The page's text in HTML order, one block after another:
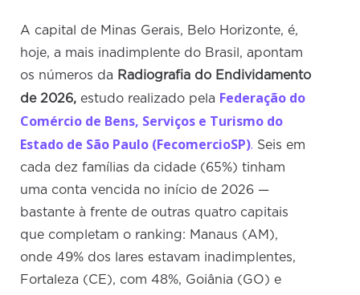
A capital de Minas Gerais, Belo Horizonte, é,
hoje, a mais inadimplente do Brasil, apontam
os números da Radiografia do Endividamento
de 2026, estudo realizado pela Federação do
Comércio de Bens, Serviços e Turismo do
Estado de São Paulo (FecomercioSP). Seis em
cada dez famílias da cidade (65%) tinham
uma conta vencida no início de 2026 —
bastante à frente de outras quatro capitais
que completam o ranking: Manaus (AM),
onde 49% dos lares estavam inadimplentes,
Fortaleza (CE), com 48%, Goiânia (GO) e